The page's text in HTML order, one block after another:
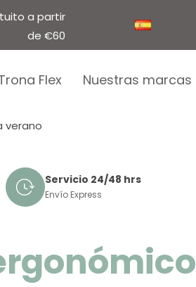
a partir
de €60
Flex Nuestras marcas
Servicio 24/48 hrs
Envío Express